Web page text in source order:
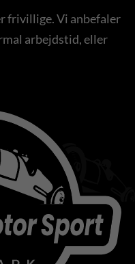
frivillige. Vi anbefaler
arbejdstid, eller